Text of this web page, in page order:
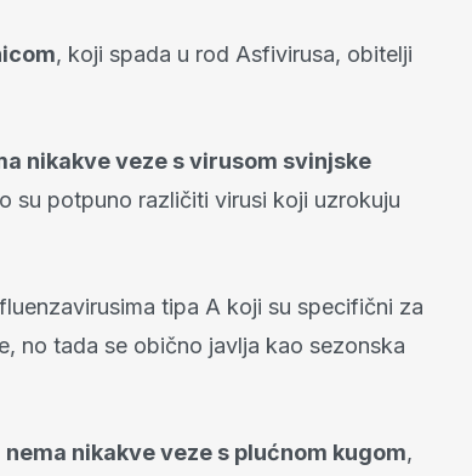
, koji spada u rod Asfivirusa, obitelji
nikakve veze s virusom svinjske
su potpuno različiti virusi koji uzrokuju
tipa A koji su specifični za
no tada se obično javlja kao sezonska
nema nikakve veze s plućnom kugom,